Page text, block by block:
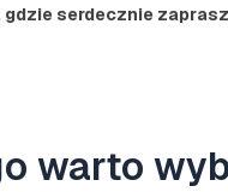
serdecznie
warto